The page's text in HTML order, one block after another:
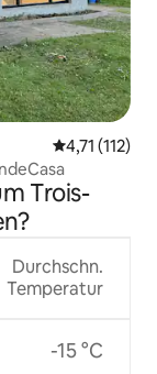
4,71 (112)
Trois-
Durchschn.
Temperatur
-15 °C